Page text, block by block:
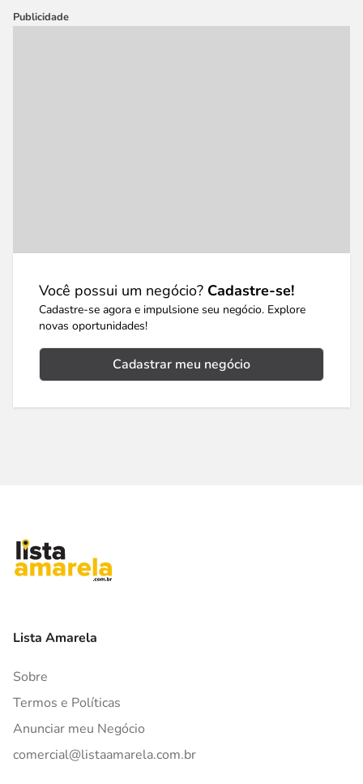
Publicidade
Você possui um negócio? Cadastre-se!
Cadastre-se agora e impulsione seu negócio. Explore
novas oportunidades!
Cadastrar meu negócio
Lista Amarela
Sobre
Termos e Políticas
Anunciar meu Negócio
comercial@listaamarela.com.br